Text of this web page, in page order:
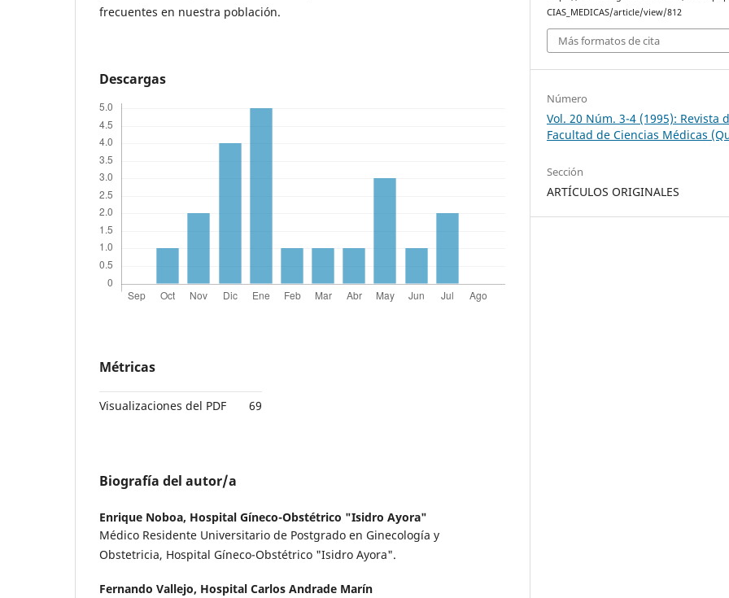
frecuentes en nuestra población.
Descargas
Métricas
Visualizaciones del PDF 69
Biografía del autor/a
Enrique Noboa, Hospital Gíneco-Obstétrico "Isidro Ayora"
Médico Residente Universitario de Postgrado en Ginecología y
Obstetricia, Hospital Gíneco-Obstétrico "Isidro Ayora".
Fernando Vallejo, Hospital Carlos Andrade Marín
CIAS_MEDICAS/article/view/812
Más formatos de cita
Número
Vol. 20 Núm. 3-4 (1995): Revista
Facultad de Ciencias Médicas
Sección
ARTÍCULOS ORIGINALES